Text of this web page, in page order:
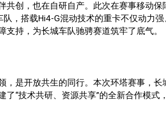
共创，也在自研自产。此次在赛事移动保
，搭载Hi4-G混动技术的重卡不仅动力强
持，为长城车队驰骋赛道筑牢了底气。
，是开放共生的同行。本次环塔赛事，长
“技术共研、资源共享”的全新合作模式